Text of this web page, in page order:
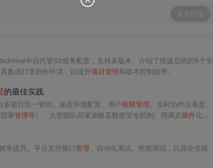
发表回复
中自托管Git服务配置，支持多版本。介绍了快速启动的6个安
集成打造协作环境，以提升项目管理和版本控制效率。
的最佳实践
多项目统一管控。涵盖环境配置、用户权限管理 、实时协作仪表盘、
署管理等）、大型团队部署策略及数据安全机制。强调其插件化架
率提升。平台支持接口管理 、自动化测试、性能测试，以及企业级